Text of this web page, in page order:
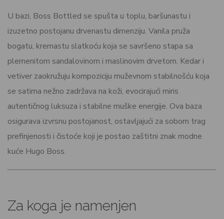
U bazi, Boss Bottled se spušta u toplu, baršunastu i
izuzetno postojanu drvenastu dimenziju. Vanila pruža
bogatu, kremastu slatkoću koja se savršeno stapa sa
plemenitom sandalovinom i maslinovim drvetom. Kedar i
vetiver zaokružuju kompoziciju muževnom stabilnošću koja
se satima nežno zadržava na koži, evocirajući miris
autentičnog luksuza i stabilne muške energije. Ova baza
osigurava izvrsnu postojanost, ostavljajući za sobom trag
prefinjenosti i čistoće koji je postao zaštitni znak modne
kuće Hugo Boss.
Za koga je namenjen